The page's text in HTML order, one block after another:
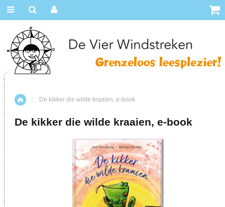
Home
:: De kikker die wilde kraaien, e-book
De kikker die wilde kraaien, e-book